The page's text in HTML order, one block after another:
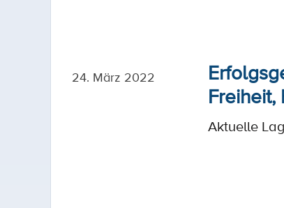
24. März 2022
Aktuelle